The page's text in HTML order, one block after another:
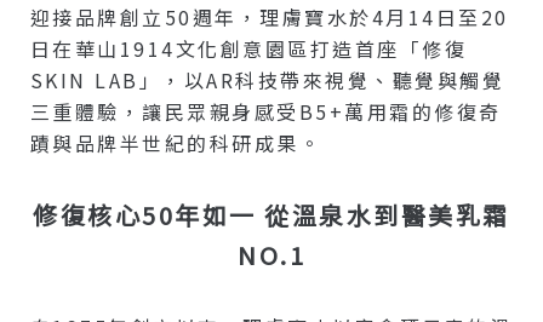
迎接品牌創立50週年，理膚寶水於4月14日至20
日在華山1914文化創意園區打造首座「修復
SKIN LAB」，以AR科技帶來視覺、聽覺與觸覺
三重體驗，讓民眾親身感受B5+萬用霜的修復奇
蹟與品牌半世紀的科研成果。
修復核心50年如一 從溫泉水到醫美乳霜
NO.1